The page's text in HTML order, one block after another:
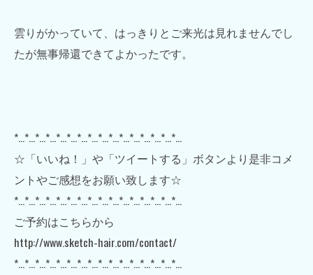
雲りがかっていて、はっきりとご来光は見れませんでし
たが無事帰還できてよかったです。
*…*…*…*…*…*…*…*…*…*…*…*…*…*…*…*…
☆「いいね！」や「ツイートする」ボタンより是非コメ
ントやご感想をお願い致します☆
*…*…*…*…*…*…*…*…*…*…*…*…*…*…*…*…
ご予約はこちらから
http://www.sketch-hair.com/contact/
*…*…*…*…*…*…*…*…*…*…*…*…*…*…*…*…